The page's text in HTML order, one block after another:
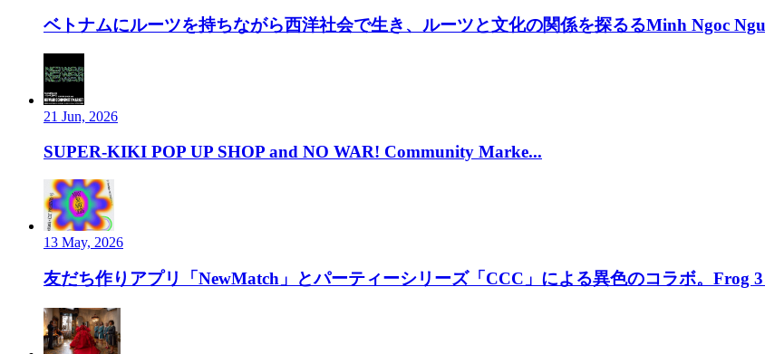
ベトナムにルーツを持ちながら西洋社会で生き、ルーツと文化の関係を探るるMinh Ngoc
21 Jun, 2026
SUPER-KIKI POP UP SHOP and NO WAR! Community Marke...
13 May, 2026
友だち作りアプリ「NewMatch」とパーティーシリーズ「CCC」による異色のコラボ。Frog